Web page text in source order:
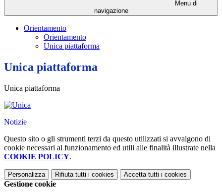
Menu di
navigazione
Orientamento
Orientamento
Unica piattaforma
Unica piattaforma
Unica piattaforma
Notizie
Questo sito o gli strumenti terzi da questo utilizzati si avvalgono di
cookie necessari al funzionamento ed utili alle finalità illustrate nella
COOKIE POLICY.
Personalizza Rifiuta tutti i cookies Accetta tutti i cookies
Gestione cookie